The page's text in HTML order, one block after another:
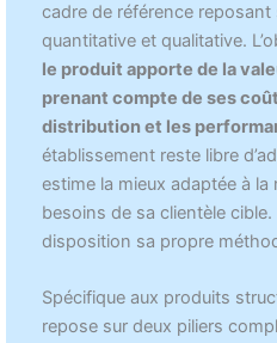
cadre de référence reposant
quantitative et qualitative.
le produit apporte de la
prenant compte de ses
distribution et les
établissement reste libre
estime la mieux adaptée à
besoins de sa clientèle cible.
disposition sa propre
Spécifique aux produits
repose sur deux piliers